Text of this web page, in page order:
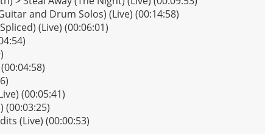
and Drum Solos) (Live) (00:14:58)
(Live) (00:06:01)
(00:05:41)
(00:03:25)
(Live) (00:00:53)